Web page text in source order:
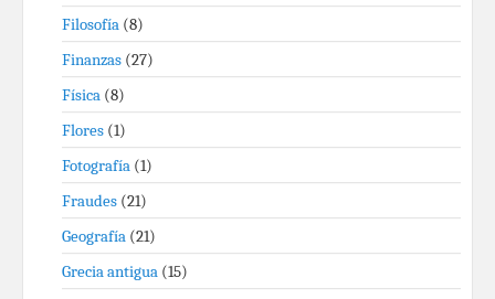
Filosofía (8)
Finanzas (27)
Física (8)
Flores (1)
Fotografía (1)
Fraudes (21)
Geografía (21)
Grecia antigua (15)